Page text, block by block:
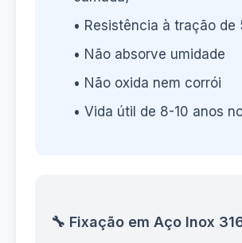
• Resistência à tração de
• Não absorve umidade
• Não oxida nem corrói
• Vida útil de 8-10 anos
🔧 Fixação em Aço Inox